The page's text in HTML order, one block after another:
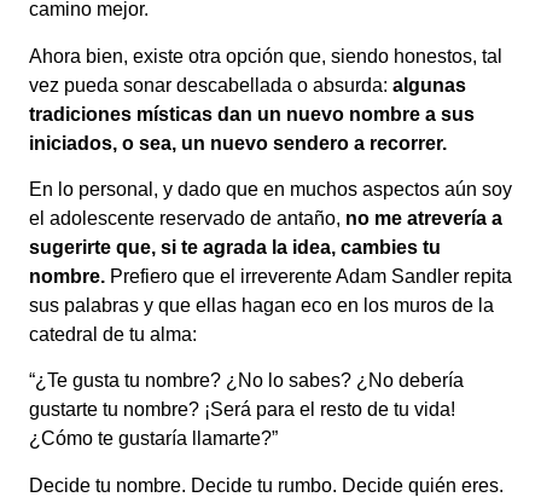
camino mejor.
Ahora bien, existe otra opción que, siendo honestos, tal
vez pueda sonar descabellada o absurda: algunas
tradiciones místicas dan un nuevo nombre a sus
iniciados, o sea, un nuevo sendero a recorrer.
En lo personal, y dado que en muchos aspectos aún soy
el adolescente reservado de antaño, no me atrevería a
sugerirte que, si te agrada la idea, cambies tu
nombre. Prefiero que el irreverente Adam Sandler repita
sus palabras y que ellas hagan eco en los muros de la
catedral de tu alma:
“¿Te gusta tu nombre? ¿No lo sabes? ¿No debería
gustarte tu nombre? ¡Será para el resto de tu vida!
¿Cómo te gustaría llamarte?”
Decide tu nombre. Decide tu rumbo. Decide quién eres.